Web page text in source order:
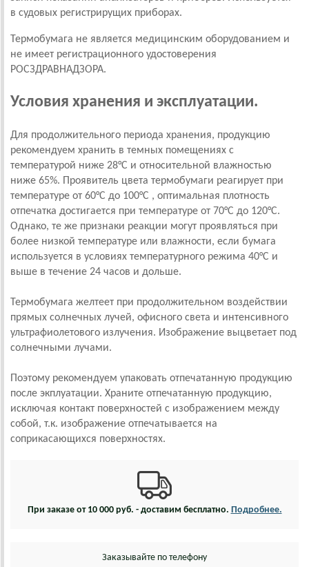
в судовых регистрирущих приборах.
Термобумага не является медицинским оборудованием и
не имеет регистрационного удостоверения
РОСЗДРАВНАДЗОРА.
Условия хранения и эксплуатации.
Для продолжительного периода хранения, продукцию
рекомендуем хранить в темных помещениях с
температурой ниже 28°C и относительной влажностью
ниже 65%. Проявитель цвета термобумаги реагирует при
температуре от 60°C до 100°C , оптимальная плотность
отпечатка достигается при температуре от 70°C до 120°C.
Однако, те же признаки реакции могут проявляться при
более низкой температуре или влажности, если бумага
используется в условиях температурного режима 40°C и
выше в течение 24 часов и дольше.
Термобумага желтеет при продолжительном воздействии
прямых солнечных лучей, офисного света и интенсивного
ультрафиолетового излучения. Изображение выцветает под
солнечными лучами.
Поэтому рекомендуем упаковать отпечатанную продукцию
после экплуатации. Храните отпечатанную продукцию,
исключая контакт поверхностей с изображением между
собой, т.к. изображение отпечатывается на
соприкасающихся поверхностях.
При заказе от 10 000 руб. - доставим бесплатно. Подробнее.
Заказывайте по телефону